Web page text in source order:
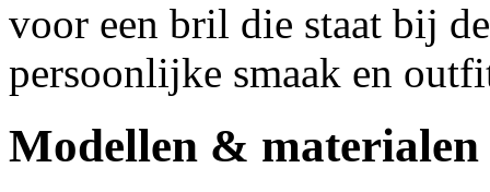
voor een bril die staat bij
persoonlijke smaak en
Modellen &